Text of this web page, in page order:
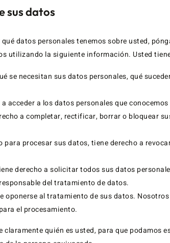
sus datos
datos personales tenemos sobre usted,
utilizando la siguiente información. Usted
se necesitan sus datos personales, qué
acceder a los datos personales que
a completar, rectificar, borrar o bloquear
procesar sus datos, tiene derecho a
derecho a solicitar todos sus datos
del tratamiento de datos.
oponerse al tratamiento de sus datos.
el procesamiento.
quién es usted, para que podamos